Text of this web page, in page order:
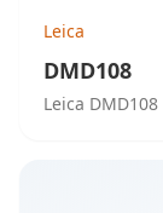
Leica
DMD108
Leica